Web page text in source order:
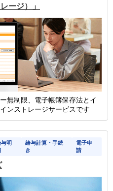
ージ）」
無制限、電子帳簿保存法とイ
ンストレージサービスです
与明
給与計算・手続
き
電子申
請